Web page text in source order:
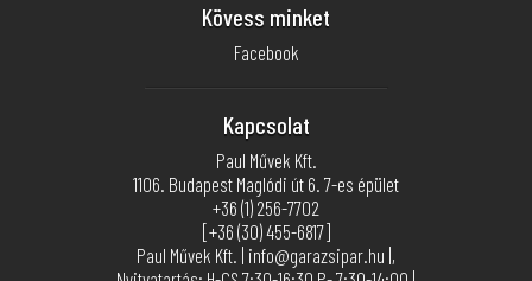
Kövess minket
Facebook
Kapcsolat
Paul Művek Kft.
1106. Budapest Maglódi út 6. 7-es épület
+36 (1) 256-7702
[+36 (30) 455-6817]
Paul Művek Kft. | info@garazsipar.hu |,